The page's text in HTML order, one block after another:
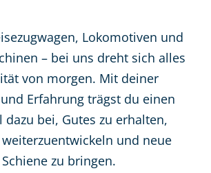
Lokomotiven und
– bei uns dreht sich alles
von morgen. Mit deiner
Erfahrung trägst du einen
dazu bei, Gutes zu erhalten,
und neue
zu bringen.